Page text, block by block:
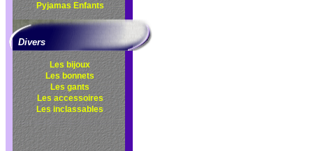
Pyjamas Enfants
Divers
Les bijoux
Les bonnets
Les gants
Les accessoires
Les inclassables